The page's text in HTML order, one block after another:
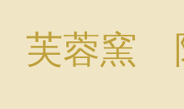
芙蓉窯